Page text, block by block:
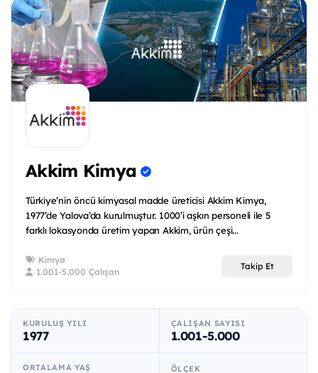
Akkim Kimya
Türkiye’nin öncü kimyasal madde üreticisi Akkim Kimya,
1977’de Yalova’da kurulmuştur. 1000’i aşkın personeli ile 5
farklı lokasyonda üretim yapan Akkim, ürün çeşi...
Kimya
1.001-5.000 Çalışan
Takip Et
KURULUŞ YILI
1977
ÇALIŞAN SAYISI
1.001-5.000
ORTALAMA YAŞ ÖLÇEK